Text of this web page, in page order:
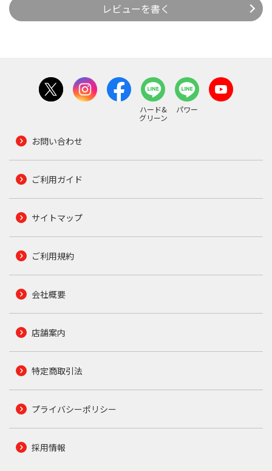
レビューを書く
ハード&
グリーン
パワー
お問い合わせ
ご利用ガイド
サイトマップ
ご利用規約
会社概要
店舗案内
特定商取引法
プライバシーポリシー
採用情報